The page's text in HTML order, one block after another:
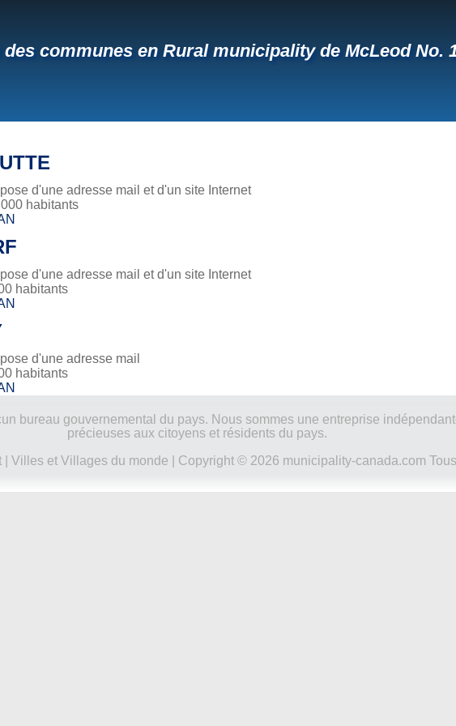
communes en Rural municipality de McLeod No.
d'une adresse mail et d'un site Internet
habitants
d'une adresse mail et d'un site Internet
habitants
d'une adresse mail
habitants
bureau gouvernemental du pays. Nous sommes une entreprise
précieuses aux citoyens et résidents du pays.
Villes et Villages du monde | Copyright © 2026 municipality-canada.com